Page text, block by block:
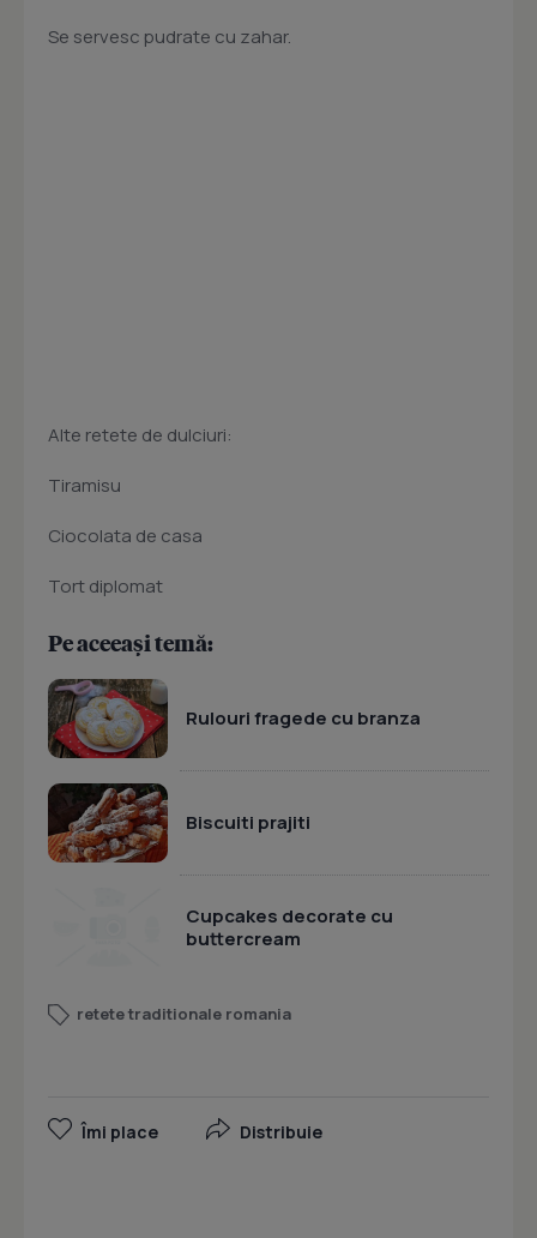
Se servesc pudrate cu zahar.
Alte retete de dulciuri:
Tiramisu
Ciocolata de casa
Tort diplomat
Pe aceeași temă:
Rulouri fragede cu branza
Biscuiti prajiti
Cupcakes decorate cu
buttercream
retete traditionale romania
Îmi place Distribuie